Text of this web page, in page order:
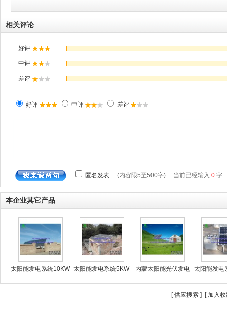
相关评论
本企业其它产品
太阳能发电系统10KW 太阳能发电系统5KW
内蒙太阳能光伏发电 太阳能发电
[供应搜索 ] [加入